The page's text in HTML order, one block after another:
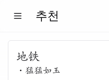
추천
地铁
· 猛猛如玉